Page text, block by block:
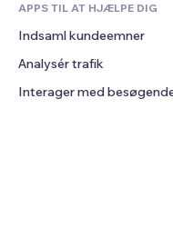
Vejr
Diagrammer og tabeller
CRM
APPS TIL AT HJÆLPE DIG
Indsaml kundeemner
Analysér trafik
Interager med